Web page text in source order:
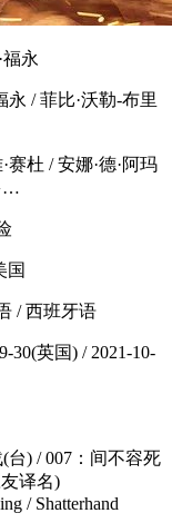
永
永 / 菲比·沃勒-布里
赛杜 / 安娜·德·阿玛
…
国
/ 西班牙语
30(英国) / 2021-10-
台) / 007：间不容死
译名)
/ Shatterhand